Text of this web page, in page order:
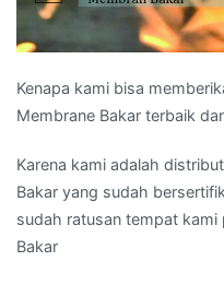
Kenapa kami bisa
Membrane Bakar terbaik
Karena kami adalah
Bakar yang sudah
sudah ratusan tempat
Bakar